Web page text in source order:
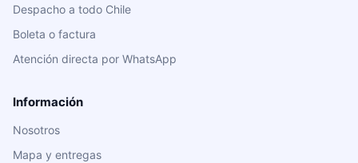
Despacho a todo Chile
Boleta o factura
Atención directa por WhatsApp
Información
Nosotros
Mapa y entregas